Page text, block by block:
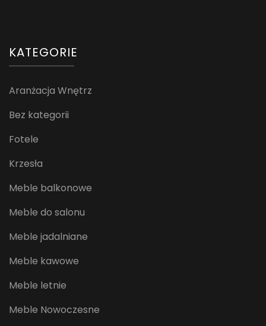
KATEGORIE
Aranżacja Wnętrz
Bez kategorii
Fotele
Krzesła
Meble balkonowe
Meble do salonu
Meble jadalniane
Meble kawowe
Meble letnie
Meble Nowoczesne